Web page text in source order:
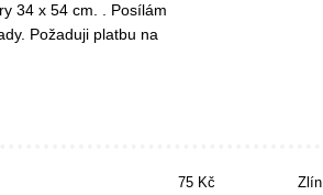
34 x 54 cm. . Posílám
Požaduji platbu na
75 Kč
Zlín